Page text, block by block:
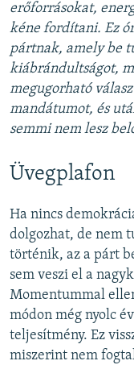
erőforrásokat,
kéne fordítani. Ez
pártnak, amely be
kiábrándultságot,
megugorható
mandátumot, és
semmi nem lesz
Üvegplafon
Ha nincs
dolgozhat, de nem
történik, az a párt
sem veszi el a
Momentummal
módon még nyolc
teljesítmény. Ez
miszerint nem